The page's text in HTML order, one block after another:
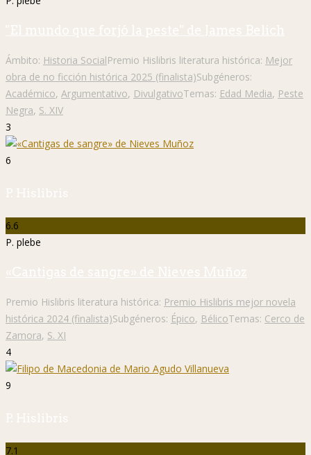
"El mundo que forjó la peste" de James Belich
Ámbito: Historia SocialPremio Hislibris literatura histórica: Mejor
obra de no ficción histórica 2025 (finalista)Subgéneros:
Académico, Argumentativo, DivulgativoTemas: Edad Media, Peste
Negra, S. XIV
3
6
P. Hislibris
6.6
P. plebe
«Cantigas de sangre» de Nieves Muñoz
Premio Hislibris literatura histórica: Premio Hislibris mejor novela
histórica 2024 (finalista)Subgéneros: Épico, BélicoTemas: Cerco de
Zamora, S. XI
4
9
P. Hislibris
7.1